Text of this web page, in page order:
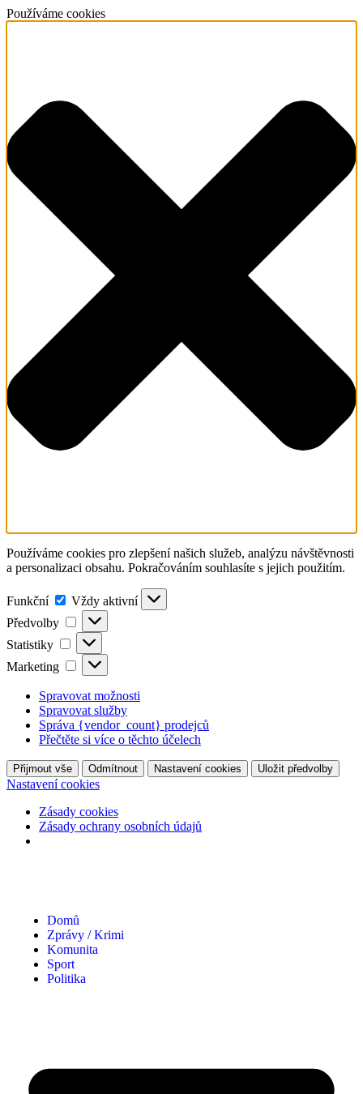
Používáme cookies
Používáme cookies pro zlepšení našich služeb, analýzu návštěvnosti
a personalizaci obsahu. Pokračováním souhlasíte s jejich použitím.
Funkční
Vždy aktivní
Předvolby
Statistiky
Marketing
Spravovat možnosti
Spravovat služby
Správa {vendor_count} prodejců
Přečtěte si více o těchto účelech
Přijmout vše Odmítnout Nastavení cookies Uložit předvolby
Nastavení cookies
Zásady cookies
Zásady ochrany osobních údajů
Domů
Zprávy / Krimi
Komunita
Sport
Politika